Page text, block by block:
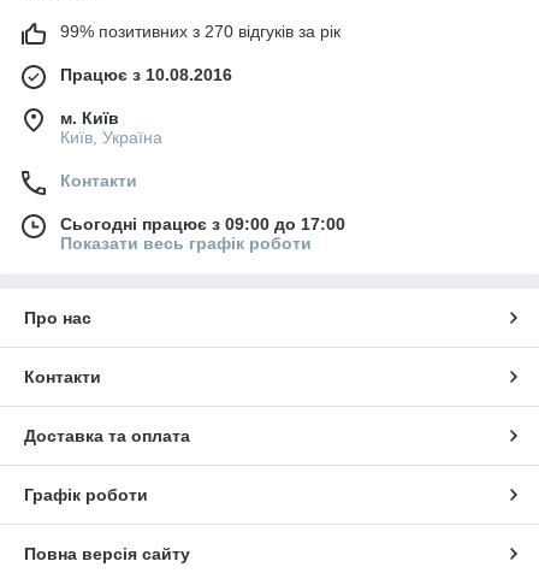
99% позитивних з 270 відгуків за рік
Працює з 10.08.2016
м. Київ
Київ, Україна
Контакти
Сьогодні працює з 09:00 до 17:00
Показати весь графік роботи
Про нас
Контакти
Доставка та оплата
Графік роботи
Повна версія сайту